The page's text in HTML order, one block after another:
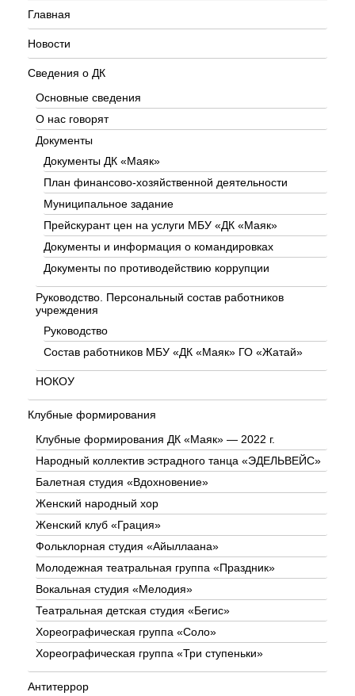
Главная
Новости
Сведения о ДК
Основные сведения
О нас говорят
Документы
Документы ДК «Маяк»
План финансово-хозяйственной деятельности
Муниципальное задание
Прейскурант цен на услуги МБУ «ДК «Маяк»
Документы и информация о командировках
Документы по противодействию коррупции
Руководство. Персональный состав работников
учреждения
Руководство
Состав работников МБУ «ДК «Маяк» ГО «Жатай»
НОКОУ
Клубные формирования
Клубные формирования ДК «Маяк» — 2022 г.
Народный коллектив эстрадного танца «ЭДЕЛЬВЕЙС»
Балетная студия «Вдохновение»
Женский народный хор
Женский клуб «Грация»
Фольклорная студия «Айыллаана»
Молодежная театральная группа «Праздник»
Вокальная студия «Мелодия»
Театральная детская студия «Бегис»
Хореографическая группа «Соло»
Хореографическая группа «Три ступеньки»
Антитеррор